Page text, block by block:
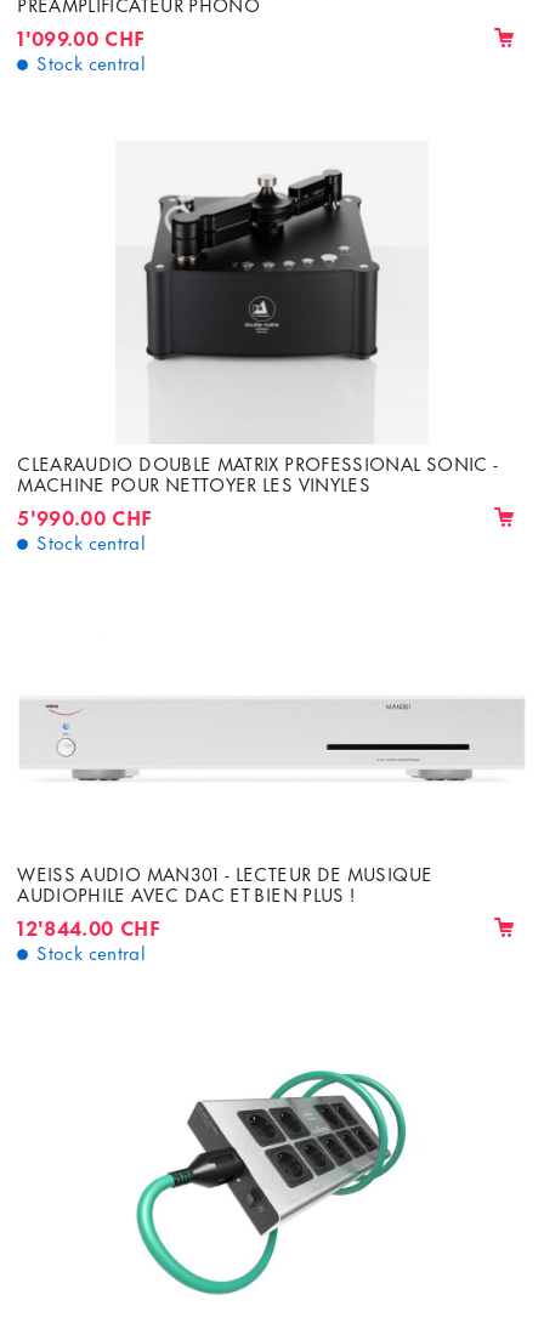
1'099.00 CHF
Stock central
CLEARAUDIO DOUBLE MATRIX PROFESSIONAL SONIC -
MACHINE POUR NETTOYER LES VINYLES
5'990.00 CHF
Stock central
WEISS AUDIO MAN301 - LECTEUR DE MUSIQUE
AUDIOPHILE AVEC DAC ET BIEN PLUS !
12'844.00 CHF
Stock central